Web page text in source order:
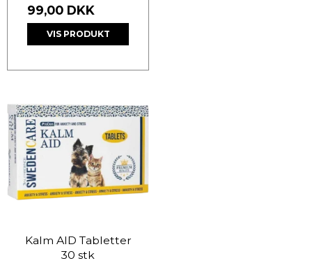
99,00 DKK
VIS PRODUKT
Kalm AID Tabletter
30 stk